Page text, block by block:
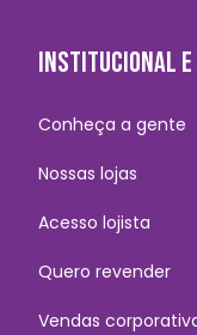
INSTITUCIONAL
Conheça a gente
Nossas lojas
Acesso lojista
Quero revender
Vendas